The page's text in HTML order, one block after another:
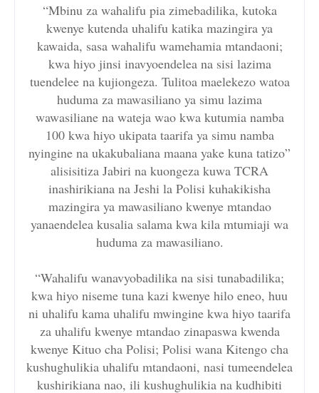
“Mbinu za wahalifu pia zimebadilika, kutoka
kwenye kutenda uhalifu katika mazingira ya
kawaida, sasa wahalifu wamehamia mtandaoni;
kwa hiyo jinsi inavyoendelea na sisi lazima
tuendelee na kujiongeza. Tulitoa maelekezo watoa
huduma za mawasiliano ya simu lazima
wawasiliane na wateja wao kwa kutumia namba
100 kwa hiyo ukipata taarifa ya simu namba
nyingine na ukakubaliana maana yake kuna tatizo”
alisisitiza Jabiri na kuongeza kuwa TCRA
inashirikiana na Jeshi la Polisi kuhakikisha
mazingira ya mawasiliano kwenye mtandao
yanaendelea kusalia salama kwa kila mtumiaji wa
huduma za mawasiliano.
“Wahalifu wanavyobadilika na sisi tunabadilika;
kwa hiyo niseme tuna kazi kwenye hilo eneo, huu
ni uhalifu kama uhalifu mwingine kwa hiyo taarifa
za uhalifu kwenye mtandao zinapaswa kwenda
kwenye Kituo cha Polisi; Polisi wana Kitengo cha
kushughulikia uhalifu mtandaoni, nasi tumeendelea
kushirikiana nao, ili kushughulikia na kudhibiti